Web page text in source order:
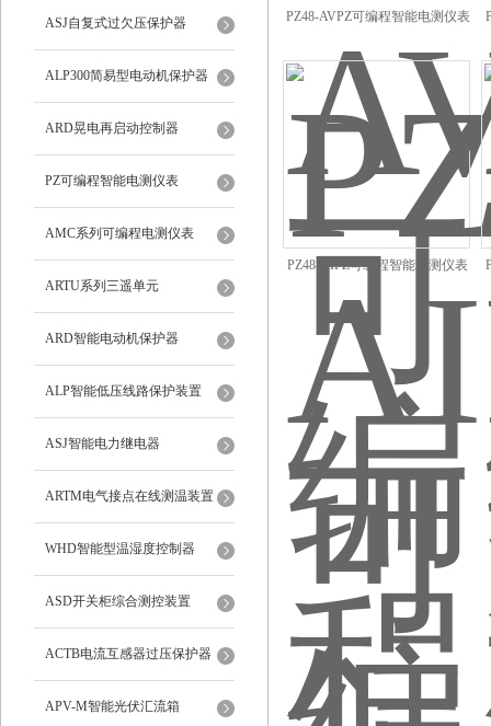
ASJ自复式过欠压保护器
ALP300简易型电动机保护器
ARD晃电再启动控制器
PZ可编程智能电测仪表
AMC系列可编程电测仪表
ARTU系列三遥单元
ARD智能电动机保护器
ALP智能低压线路保护装置
ASJ智能电力继电器
ARTM电气接点在线测温装置
WHD智能型温湿度控制器
ASD开关柜综合测控装置
ACTB电流互感器过压保护器
APV-M智能光伏汇流箱
PZ48-AVPZ可编程智能电测仪表
安科瑞品牌
PZ48-AIPZ可编程智能电测仪表
质量可靠厂家直销